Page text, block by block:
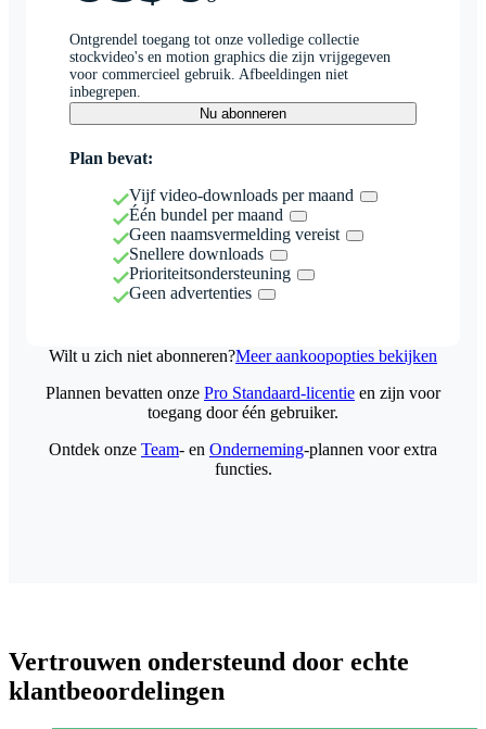
Ontgrendel toegang tot onze volledige collectie
stockvideo's en motion graphics die zijn vrijgegeven
voor commercieel gebruik. Afbeeldingen niet
inbegrepen.
Nu abonneren
Plan bevat:
Vijf video-downloads per maand
Één bundel per maand
Geen naamsvermelding vereist
Snellere downloads
Prioriteitsondersteuning
Geen advertenties
Wilt u zich niet abonneren?Meer aankoopopties bekijken
Plannen bevatten onze Pro Standaard-licentie en zijn voor
toegang door één gebruiker.
Ontdek onze Team- en Onderneming-plannen voor extra
functies.
Vertrouwen ondersteund door echte
klantbeoordelingen